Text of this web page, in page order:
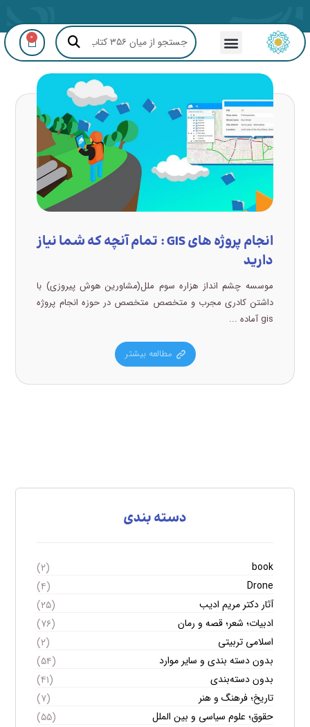
0
انجام پروژه های GIS : تمام آنچه که شما نیاز
دارید
موسسه چشم انداز هزاره سوم ملل(مشاورین هوش پیروزی) با
داشتن کادری مجرب و متخصص متخصص در حوزه انجام پروژه
gis آماده ...
مطالعه بیشتر
دسته بندی
book
(۲)
Drone
(۴)
آثار دکتر مریم ادیب
(۲۵)
ادبیات؛ شعر؛ قصه و رمان
(۷۶)
اسلامی تربیتی
(۲)
بدون دسته بندی و سایر موارد
(۵۴)
بدون دسته‌بندی
(۴۱)
تاریخ؛ فرهنگ و هنر
(۷)
حقوق؛ علوم سیاسی و بین الملل
(۵۵)